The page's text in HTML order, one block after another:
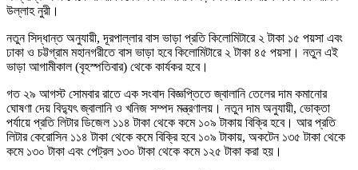
উল্লাহ নুরী।
নতুন সিদ্ধান্ত অনুযায়ী, দূরপাল্লার বাস ভাড়া প্রতি কিলোমিটারে ২ টাকা ১৫ পয়সা এবং
ঢাকা ও চট্টগ্রাম মহানগরীতে বাস ভাড়া হবে কিলোমিটারে ২ টাকা ৪৫ পয়সা। নতুন এই
ভাড়া আগামীকাল (বৃহস্পতিবার) থেকে কার্যকর হবে।
গত ২৯ আগস্ট সোমবার রাতে এক সংবাদ বিজ্ঞপ্তিতে জ্বালানি তেলের দাম কমানোর
ঘোষণা দেয় বিদ্যুৎ জ্বালানি ও খনিজ সম্পদ মন্ত্রণালয়। নতুন দাম অনুযায়ী, ভোক্তা
পর্যায়ে প্রতি লিটার ডিজেল ১১৪ টাকা থেকে কমে ১০৯ টাকায় বিক্রি হবে। আর প্রতি
লিটার কেরোসিন ১১৪ টাকা থেকে কমে বিক্রি হবে ১০৯ টাকায়, অকটেন ১৩৫ টাকা থেকে
কমে ১৩০ টাকা এবং পেট্রল ১৩০ টাকা থেকে কমে ১২৫ টাকা করা হয়।